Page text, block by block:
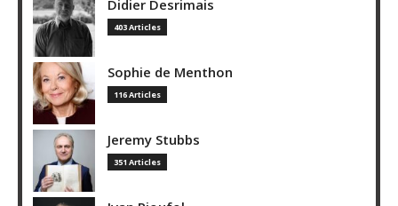
Didier Desrimais
403 Articles
Sophie de Menthon
116 Articles
Jeremy Stubbs
351 Articles